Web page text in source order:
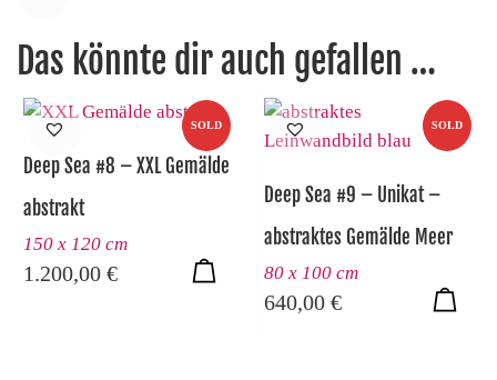
Das könnte dir auch gefallen …
SOLD
Deep Sea #8 – XXL Gemälde
abstrakt
150 x 120 cm
1.200,00 €
SOLD
Deep Sea #9 – Unikat –
abstraktes Gemälde Meer
80 x 100 cm
640,00€